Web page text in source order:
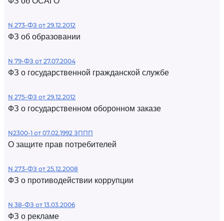
N 273-ФЗ от 29.12.2012
ФЗ об образовании
N 79-ФЗ от 27.07.2004
ФЗ о государственной гражданской службе
N 275-ФЗ от 29.12.2012
ФЗ о государственном оборонном заказе
N2300-1 от 07.02.1992 ЗППП
О защите прав потребителей
N 273-ФЗ от 25.12.2008
ФЗ о противодействии коррупции
N 38-ФЗ от 13.03.2006
ФЗ о рекламе